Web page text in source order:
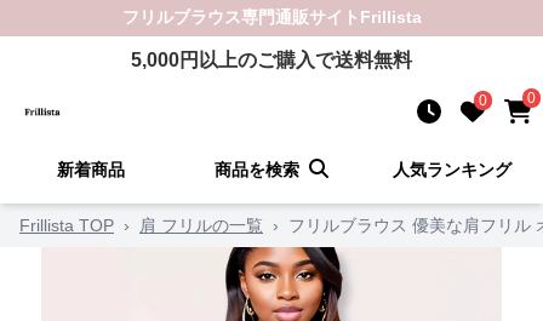
フリルブラウス専門通販サイト Frillista
5,000円以上のご購入で送料無料
0 0
新着商品 商品を検索 人気ランキング
Frillista TOP › 肩 フリルの一覧 › フリルブラウス 優美な肩フリル